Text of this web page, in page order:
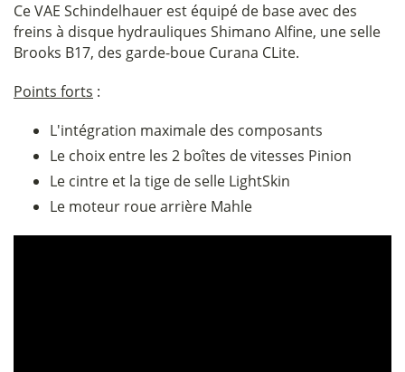
Ce VAE Schindelhauer est équipé de base avec des
freins à disque hydrauliques Shimano Alfine, une selle
Brooks B17, des garde-boue Curana CLite.
Points forts :
L'intégration maximale des composants
Le choix entre les 2 boîtes de vitesses Pinion
Le cintre et la tige de selle LightSkin
Le moteur roue arrière Mahle